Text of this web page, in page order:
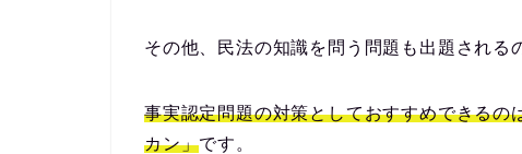
その他、民法の知識を問う問題も出題される
事実認定問題の対策としておすすめできる
カン」です。